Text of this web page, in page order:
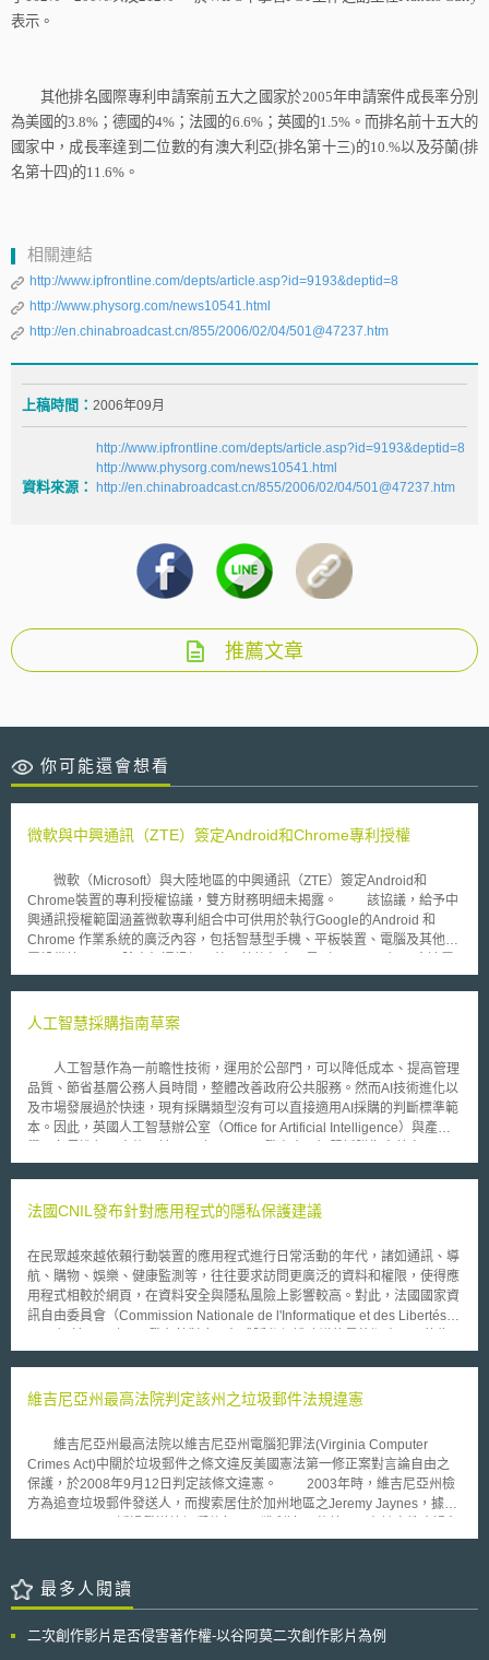
表示。
其他排名國際專利申請案前五大之國家於2005年申請案件成長率分別
為美國的3.8% ；德國的4% ；法國的6.6%；英國的1.5%。而排名前十五大的
國家中，成長率達到二位數的有澳大利亞(排名第十三)的10.%以及芬蘭(排
名第十四)的11.6% 。
相關連結
http://www.ipfrontline.com/depts/article.asp?id=9193&deptid=8
http://www.physorg.com/news10541.html
http://en.chinabroadcast.cn/855/2006/02/04/501@47237.htm
上稿時間： 2006年09月
資料來源：
http://www.ipfrontline.com/depts/article.asp?id=9193&deptid=8
http://www.physorg.com/news10541.html
http://en.chinabroadcast.cn/855/2006/02/04/501@47237.htm
推薦文章
你可能還會想看
微軟與中興通訊（ZTE）簽定Android和Chrome專利授權
微軟（Microsoft）與大陸地區的中興通訊（ZTE）簽定Android和
Chrome裝置的專利授權協議，雙方財務明細未揭露。 該協議，給予中
興通訊授權範圍涵蓋微軟專利組合中可供用於執行Google的Android 和
Chrome 作業系統的廣泛內容，包括智慧型手機、平板裝置、電腦及其他裝
（HTC）及宏碁（Acer），都已經與微軟簽定專利授權協議，上周以代工製
合。 微軟智慧財產權事業群全球副總裁暨副法務長 Horacio Gutierrez
助裝置供應商避免未來遭受到與微軟訴訟事件。到目前為止，幾乎已經與所
有全球最大供應Android智慧型手機的供應商及製造商達成授權協議。
Horacio Gutierrez另補充“ 事實上，在微軟協議下已涵蓋了80%以上在美國
銷售的Android智慧型手機及大多數在全球銷售的Android手機“。 目前
尚有兩家企業仍未達成協議，分別為全球第三大智慧型手機供應商大陸公司
人工智慧採購指南草案
人工智慧作為一前瞻性技術，運用於公部門，可以降低成本、提高管理
品質、節省基層公務人員時間，整體改善政府公共服務。然而AI技術進化以
及市場發展過於快速，現有採購類型沒有可以直接適用AI採購的判斷標準範
本。因此，英國人工智慧辦公室（Office for Artificial Intelligence）與產官
（Draft Guidelines for AI procurement），作為公部門採購AI產品與服務之
廠商可以隨之調整其產品和服務內容。 該指南提供採購人員規劃政府AI
購AI產品與服務時遇到的所有挑戰。 指南內容簡述如下： 在制定規範
時應重視如何清楚闡述面臨到的問題，而非只是說明解決方案； 評估AI帶來
的風險時應緊扣公共利益，在招標階段敘明以公共利益為核心，並有可能在
招標、評選和決標階段變動評估標準； 在招標文件中確實引用法規和AI相關
實務守則； 其他包含將AI產品的生命週期納入招標和履約考慮、為提供AI產
採購流程從一開始就建立資料管理機制等。
法國CNIL發布針對應用程式的隱私保護建議
在民眾越來越依賴行動裝置的應用程式進行日常活動的年代，諸如通訊、導
航、購物、娛樂、健康監測等，往往要求訪問更廣泛的資料和權限，使得應
用程式相較於網頁，在資料安全與隱私風險上影響較高。對此，法國國家資
訊自由委員會（Commission Nationale de l'Informatique et des Libertés,
協助專業人士設計符合隱私友好（privacy-friendly）的應用程式。該建議的
用程式開發者（Mobile application developers）、SDK供應商（Software
和應用程式商店供應商（Application store providers），亦即所有行動裝置
生態系中的利害關係者。以下列出建議中的幾項重要內容： 1. 劃分利害關
係者於手機生態系中的角色與責任 該建議明確地將利害關係者間作出責任
劃分，並提供如何管理利害關係者間合作的實用建議。 2. 改善資料使用許
可權的資訊提供 該建議指出，應確保使用者瞭解應用程式所請求的許可權
用程式僅能在取得使用者知情同意後，才能處理非必要資料，例如作為廣告
目的利用。 此建議公布後，CNIL將持續透過線上研討會提供業者支援，協
助其理解和落實這些建議。同時，CNIL表示預計於2025年春季起，將對市
維吉尼亞州最高法院判定該州之垃圾郵件法規違憲
維吉尼亞州最高法院以維吉尼亞州電腦犯罪法(Virginia Computer
Crimes Act)中關於垃圾郵件之條文違反美國憲法第一修正案對言論自由之
保護，於2008年9月12日判定該條文違憲。 2003年時，維吉尼亞州檢
方為追查垃圾郵件發送人，而搜索居住於加州地區之Jeremy Jaynes，據信
中，維吉尼亞州檢方發現Jeremy Jaynes持有大量電子郵件位址資訊以及上
吉尼亞州電腦犯罪法中關於垃圾郵件之規範起訴他。Jeremy Jaynes在一審
及二審均被判有罪，然其抗辯維吉尼亞州電腦犯罪法中關於垃圾郵件規範之
院認為，電腦犯罪法中關於垃圾郵件之規範並不以商業性電子郵件為限，則
最多人閱讀
二次創作影片是否侵害著作權-以谷阿莫二次創作影片為例